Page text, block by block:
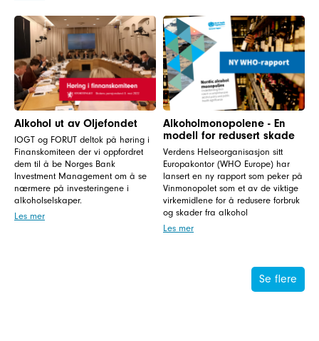
Alkohol ut av Oljefondet
IOGT og FORUT deltok på høring i
Finanskomiteen der vi oppfordret
dem til å be Norges Bank
Investment Management om å se
nærmere på investeringene i
alkoholselskaper.
Les mer
Alkoholmonopolene - En
modell for redusert skade
Verdens Helseorganisasjon sitt
Europakontor (WHO Europe) har
lansert en ny rapport som peker på
Vinmonopolet som et av de viktige
virkemidlene for å redusere forbruk
og skader fra alkohol
Les mer
Se flere